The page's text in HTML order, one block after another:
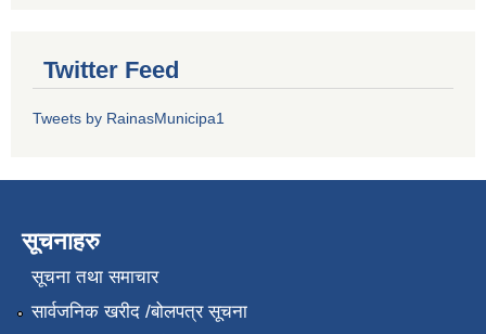
Twitter Feed
Tweets by RainasMunicipa1
सूचनाहरु
सूचना तथा समाचार
सार्वजनिक खरीद /बोलपत्र सूचना